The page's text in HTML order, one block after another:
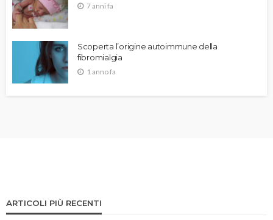
7 anni fa
Scoperta l’origine autoimmune della
fibromialgia
1 anno fa
ARTICOLI PIÙ RECENTI